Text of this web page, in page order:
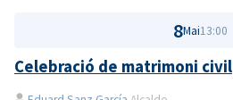
8Mai13:00
Celebració de matrimoni civil